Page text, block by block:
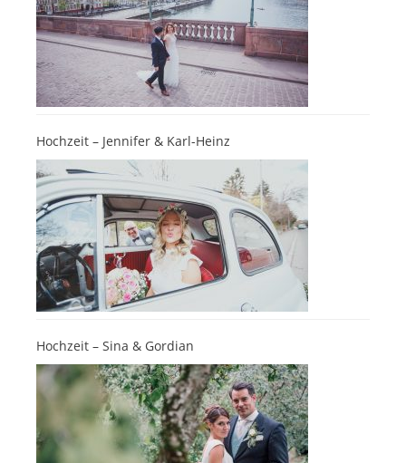
Hochzeit – Jennifer & Karl-Heinz
Hochzeit – Sina & Gordian